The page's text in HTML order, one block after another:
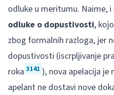
odluke u meritumu. Naime,
odluke o dopustivosti,
zbog formalnih razloga, jer
dopustivosti (iscrpljivanje
roka 3141 ), nova apelacija je
apelant ne dostavi nove